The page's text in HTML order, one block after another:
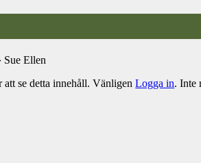
Sue Ellen
att se detta innehåll. VänligenLogga in. Inte